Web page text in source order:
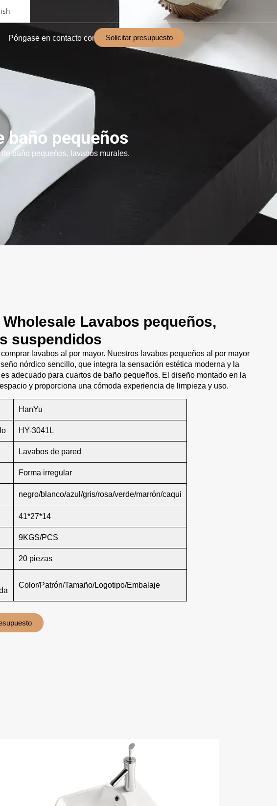
Póngase en contacto con Solicitar presupuesto
baño pequeños
baño pequeños, lavabos murales.
Lavabos pequeños,
suspendidos
lavabos al por mayor. Nuestros lavabos pequeños al por mayor
nórdico sencillo, que integra la sensación estética moderna y la
adecuado para cuartos de baño pequeños. El diseño montado en la
y proporciona una cómoda experiencia de limpieza y uso.
HanYu
HY-3041L
Lavabos de pared
Forma irregular
negro/blanco/azul/gris/rosa/verde/marrón/caqui
41*27*14
9KGS/PCS
20 piezas
Color/Patrón/Tamaño/Logotipo/Embalaje